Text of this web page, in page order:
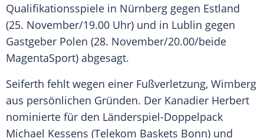
Qualifikationsspiele in Nürnberg gegen Estland
(25. November/19.00 Uhr) und in Lublin gegen
Gastgeber Polen (28. November/20.00/beide
MagentaSport) abgesagt.
Seiferth fehlt wegen einer Fußverletzung, Wimberg
aus persönlichen Gründen. Der Kanadier Herbert
nominierte für den Länderspiel-Doppelpack
Michael Kessens (Telekom Baskets Bonn) und